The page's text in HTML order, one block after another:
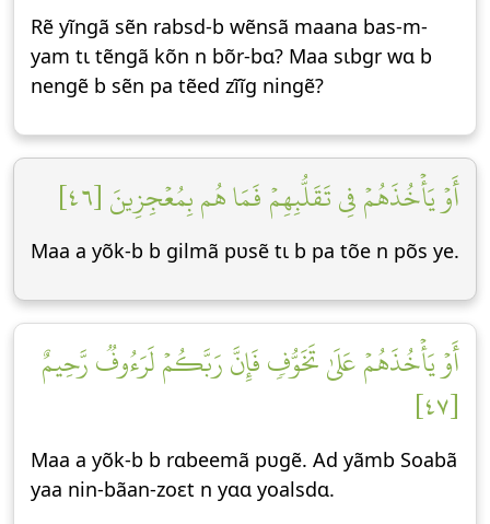
Rẽ yĩngã sẽn rabsd-b wẽnsã maana bas-m-
yam tɩ tẽngã kõn n bõr-bɑ? Maa sɩbgr wɑ b
nengẽ b sẽn pa tẽed zĩĩg ningẽ?
أَوۡ يَأۡخُذَهُمۡ فِي تَقَلُّبِهِمۡ فَمَا هُم بِمُعۡجِزِينَ [٤٦]
Maa a yõk-b b gilmã pʋsẽ tɩ b pa tõe n põs ye.
أَوۡ يَأۡخُذَهُمۡ عَلَىٰ تَخَوُّفٖ فَإِنَّ رَبَّكُمۡ لَرَءُوفٞ رَّحِيمٌ
[٤٧]
Maa a yõk-b b rɑbeemã pʋgẽ. Ad yãmb Soabã
yaa nin-bãan-zoεt n yɑɑ yoalsdɑ.